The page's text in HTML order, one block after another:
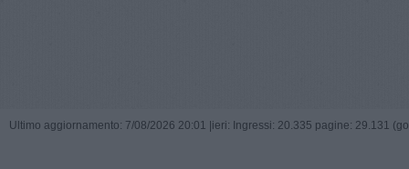
Ultimo aggiornamento: 7/08/2026 20:01 | ieri: Ingressi: 20.335 pagine: 29.131